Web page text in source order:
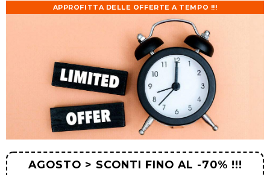
APPROFITTA DELLE OFFERTE A TEMPO !!!
AGOSTO > SCONTI FINO AL -70% !!!